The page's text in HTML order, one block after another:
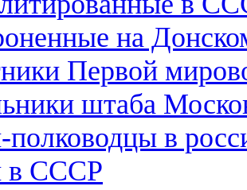
на
Первой
штаба
полководцы в
в СССР